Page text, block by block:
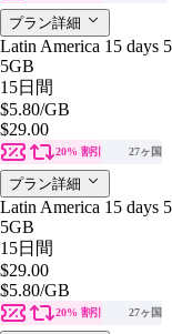
プラン詳細
Latin America 15 days
5GB
15日間
$5.80/GB
$29.00
20% 割引 27ヶ国
プラン詳細
Latin America 15 days
5GB
15日間
$29.00
$5.80/GB
20% 割引 27ヶ国